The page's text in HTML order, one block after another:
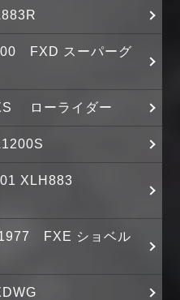
FXD スーパーグ
ローライダー
XLH883
FXE ショベル